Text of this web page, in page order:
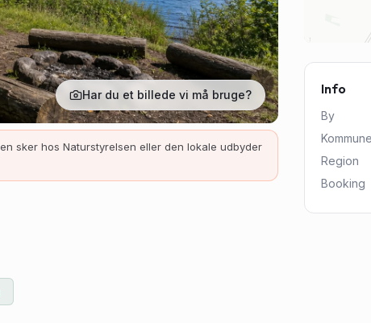
Har du et billede vi må bruge?
sker hos Naturstyrelsen eller den lokale udbyder
Info
By
Kommune
Region
Booking